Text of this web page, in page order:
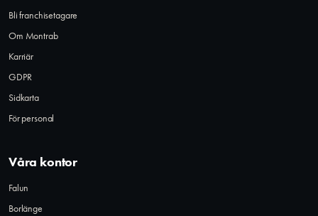
Bli franchisetagare
Om Montrab
Karriär
GDPR
Sidkarta
För personal
Våra kontor
Falun
Borlänge